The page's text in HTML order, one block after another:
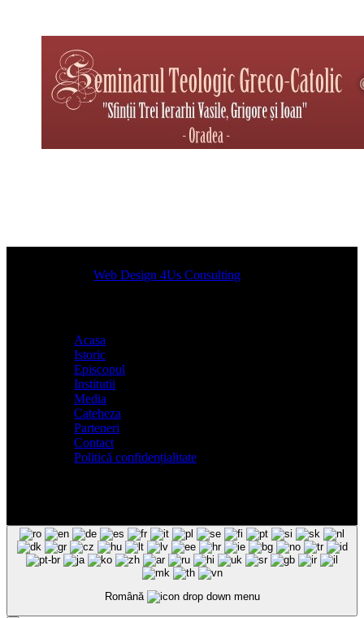
Designed byWeb Design 4Us Consulting
Acasa
Istoric
Episcopul
Institutii
Media
Cateheza
Parteneri
Contact
Politică confidențialitate
Română